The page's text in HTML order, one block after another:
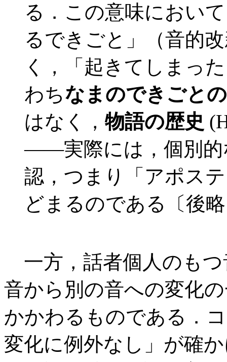
る．この意味におい
るできごと」（音的
く，「起きてしまっ
わちなまのできごと
はなく， 物語の歴史
――実際には，個別的
認，つまり「アポス
どまるのである〔後
一方，話者個人のも
音から別の音への変化
かかわるものである．
変化に例外なし」が確